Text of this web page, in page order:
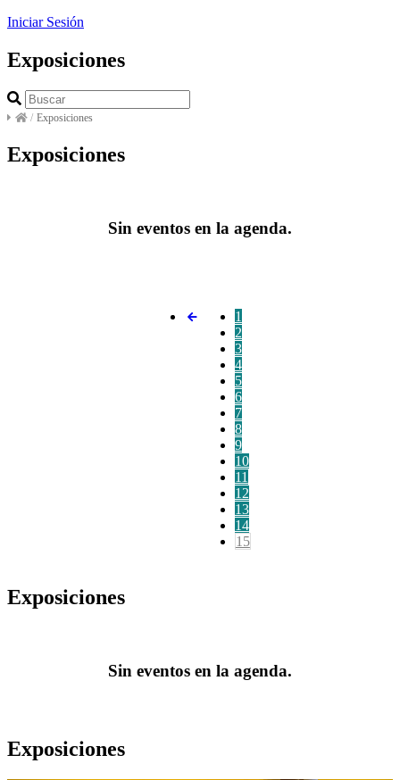
Iniciar Sesión
Exposiciones
/ Exposiciones
Exposiciones
Sin eventos en la agenda.
1
2
3
4
5
6
7
8
9
10
11
12
13
14
15
Exposiciones
Sin eventos en la agenda.
Exposiciones